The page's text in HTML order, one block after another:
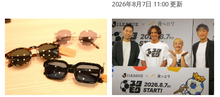
2026年8月7日 11:00更新